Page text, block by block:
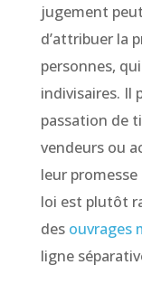
jugement
d’attribuer la
personnes,
indivisaires. Il
passation de
vendeurs ou
leur
loi est plutôt
des ouvrages
ligne